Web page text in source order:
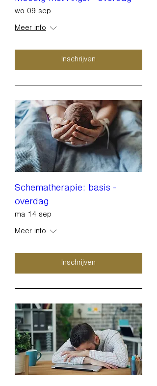
wo 09 sep
Meer info
Inschrijven
Schematherapie: basis -
overdag
ma 14 sep
Meer info
Inschrijven